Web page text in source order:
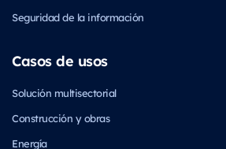
Seguridad de la información
Casos de usos
Solución multisectorial
Construcción y obras
Energía